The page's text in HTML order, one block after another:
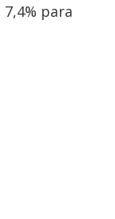
para